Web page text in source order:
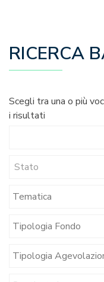
RICERCA
Scegli tra una o più
i risultati
Stato